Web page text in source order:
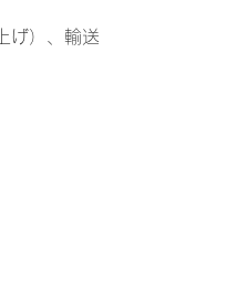
げ）、輸送